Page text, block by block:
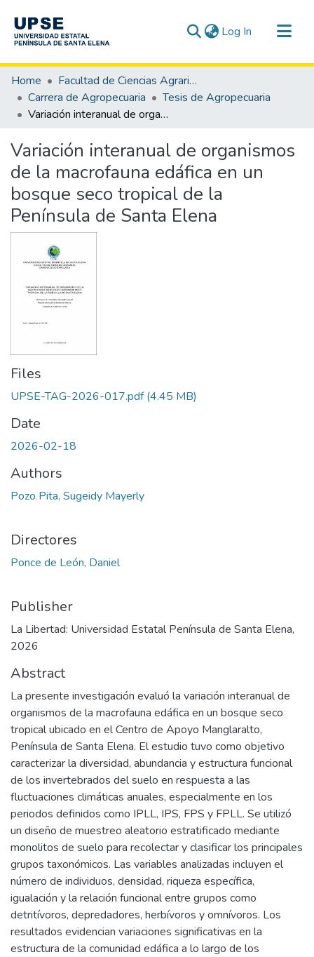
Log In (current)
Communities & Collections
All of DSpace
Statistics
Home
Facultad de Ciencias Agrarias
Carrera de Agropecuaria
Tesis de Agropecuaria
Variación interanual de organismos de la macrofauna edáfica en un bosque seco tropical de la Península de Santa Elena
Variación interanual de organismos
de la macrofauna edáfica en un
bosque seco tropical de la
Península de Santa Elena
Files
UPSE-TAG-2026-017.pdf(4.45 MB)
Date
2026-02-18
Authors
Pozo Pita, Sugeidy Mayerly
Directores
Ponce de León, Daniel
Publisher
La Libertad: Universidad Estatal Península de Santa Elena,
2026
Abstract
La presente investigación evaluó la variación interanual de
organismos de la macrofauna edáfica en un bosque seco
tropical ubicado en el Centro de Apoyo Manglaralto,
Península de Santa Elena. El estudio tuvo como objetivo
caracterizar la diversidad, abundancia y estructura funcional
de los invertebrados del suelo en respuesta a las
fluctuaciones climáticas anuales, especialmente en los
periodos definidos como IPLL, IPS, FPS y FPLL. Se utilizó
un diseño de muestreo aleatorio estratificado mediante
monolitos de suelo para recolectar y clasificar los principales
grupos taxonómicos. Las variables analizadas incluyen el
número de individuos, densidad, riqueza específica,
igualación y la relación funcional entre grupos como
detritívoros, depredadores, herbívoros y omnívoros. Los
resultados evidencian variaciones significativas en la
estructura de la comunidad edáfica a lo largo de los